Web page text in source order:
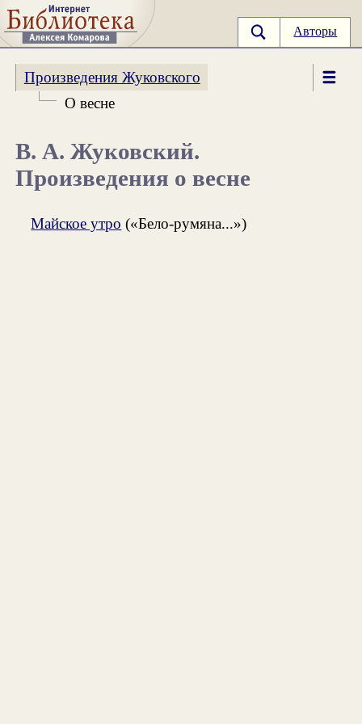
Авторы
Произведения Жуковского
О весне
В. А. Жуковский.
Произведения о весне
Майское утро («Бело-румяна...»)